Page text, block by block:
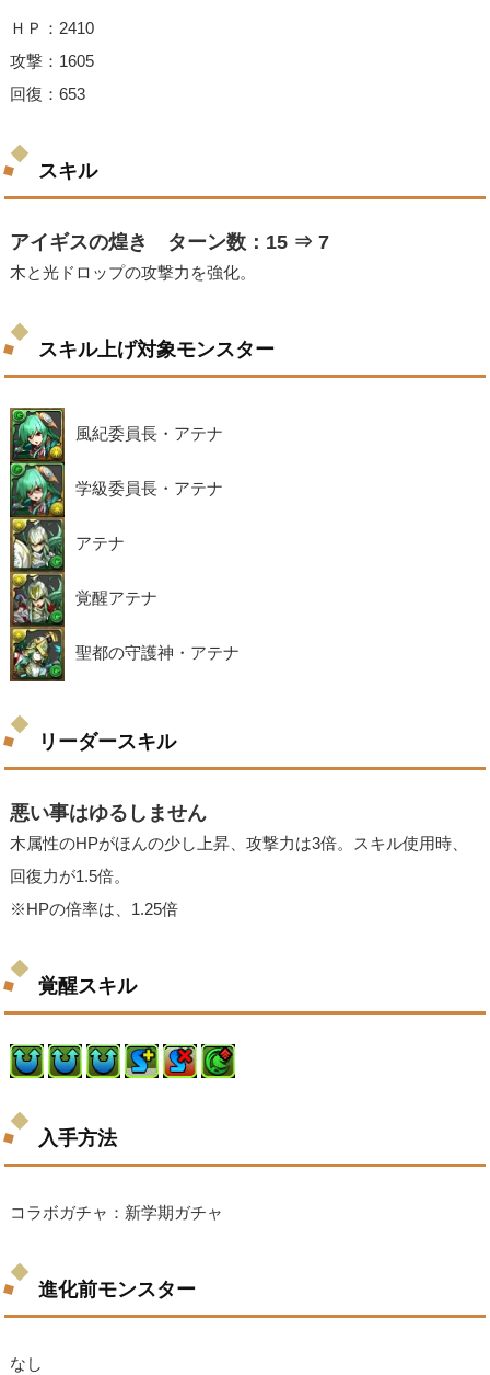
ＨＰ：2410
攻撃：1605
回復：653
スキル
アイギスの煌き ターン数：15 ⇒ 7
木と光ドロップの攻撃力を強化。
スキル上げ対象モンスター
風紀委員長・アテナ
学級委員長・アテナ
アテナ
覚醒アテナ
聖都の守護神・アテナ
リーダースキル
悪い事はゆるしません
木属性のHPがほんの少し上昇、攻撃力は3倍。スキル使用時、
回復力が1.5倍。
※HPの倍率は、1.25倍
覚醒スキル
入手方法
コラボガチャ：新学期ガチャ
進化前モンスター
なし